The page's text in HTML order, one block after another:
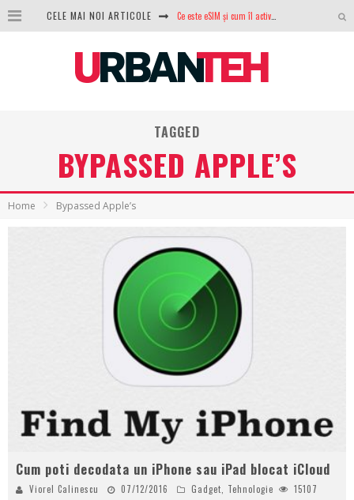
CELE MAI NOI ARTICOLE Ce este eSIM și cum îl activezi pe telefon? Ghid complet pentru Android și iPhone
Analiza producției fotovoltaice în România – cât produce un sistem solar pe timp de iarnă?
TAGGED
BYPASSED APPLE’S
Home Bypassed Apple’s
Cum poti decodata un iPhone sau iPad blocat iCloud
Viorel Calinescu 07/12/2016 Gadget, Tehnologie 15107